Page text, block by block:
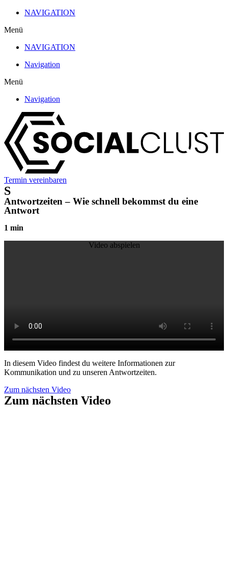
Zum
wechseln
NAVIGATION
Menü
NAVIGATION
Navigation
Menü
Navigation
Termin vereinbaren
S
Antwortzeiten – Wie schnell bekommst du eine
Antwort
1 min
Video abspielen
In diesem Video findest du weitere Informationen zur
Kommunikation und zu unseren Antwortzeiten.
Zum nächsten Video
Zum nächsten Video